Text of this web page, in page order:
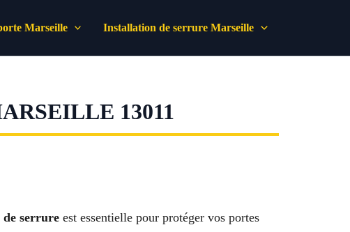
Marseille Installation de serrure Marseille
13011
serrure est essentielle pour protéger vos portes